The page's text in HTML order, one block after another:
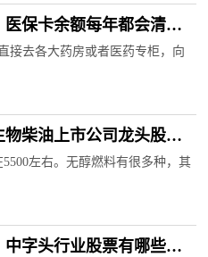
保卡余额每年都会清零
接去各大药房或者医药专柜，向
柴油上市公司龙头股有
左右。无醇燃料有很多种，其
字头行业股票有哪些公